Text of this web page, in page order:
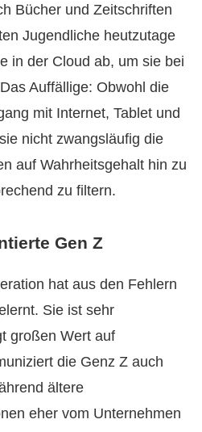
Bücher und Zeitschriften
Jugendliche heutzutage
in der Cloud ab, um sie bei
Auffällige: Obwohl die
mit Internet, Tablet und
nicht zwangsläufig die
auf Wahrheitsgehalt hin zu
zu filtern.
Gen Z
hat aus den Fehlern
Sie ist sehr
großen Wert auf
die Genz Z auch
ältere
eher vom Unternehmen